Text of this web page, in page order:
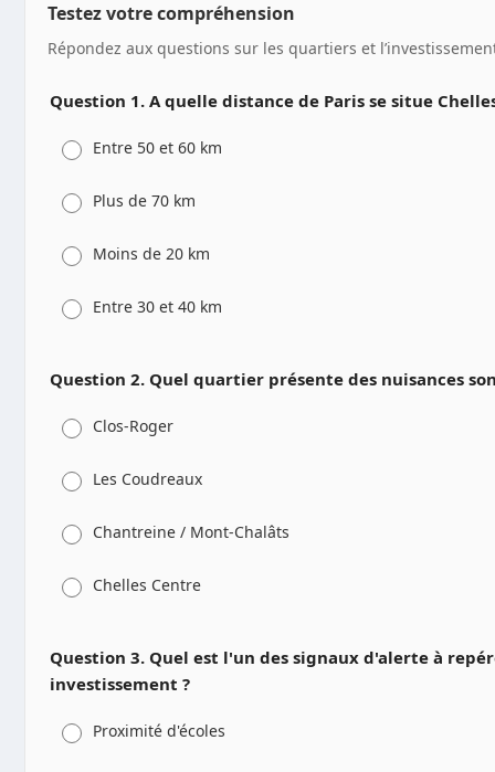
Testez votre compréhension
Répondez aux questions sur les quartiers et
Question 1. A quelle distance de Paris se situe
Entre 50 et 60 km
Plus de 70 km
Moins de 20 km
Entre 30 et 40 km
Question 2. Quel quartier présente des nuisances
Clos-Roger
Les Coudreaux
Chantreine / Mont-Chalâts
Chelles Centre
Question 3. Quel est l'un des signaux d'alerte à
investissement ?
Proximité d'écoles